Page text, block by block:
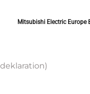
Mitsubishi Electric Europe